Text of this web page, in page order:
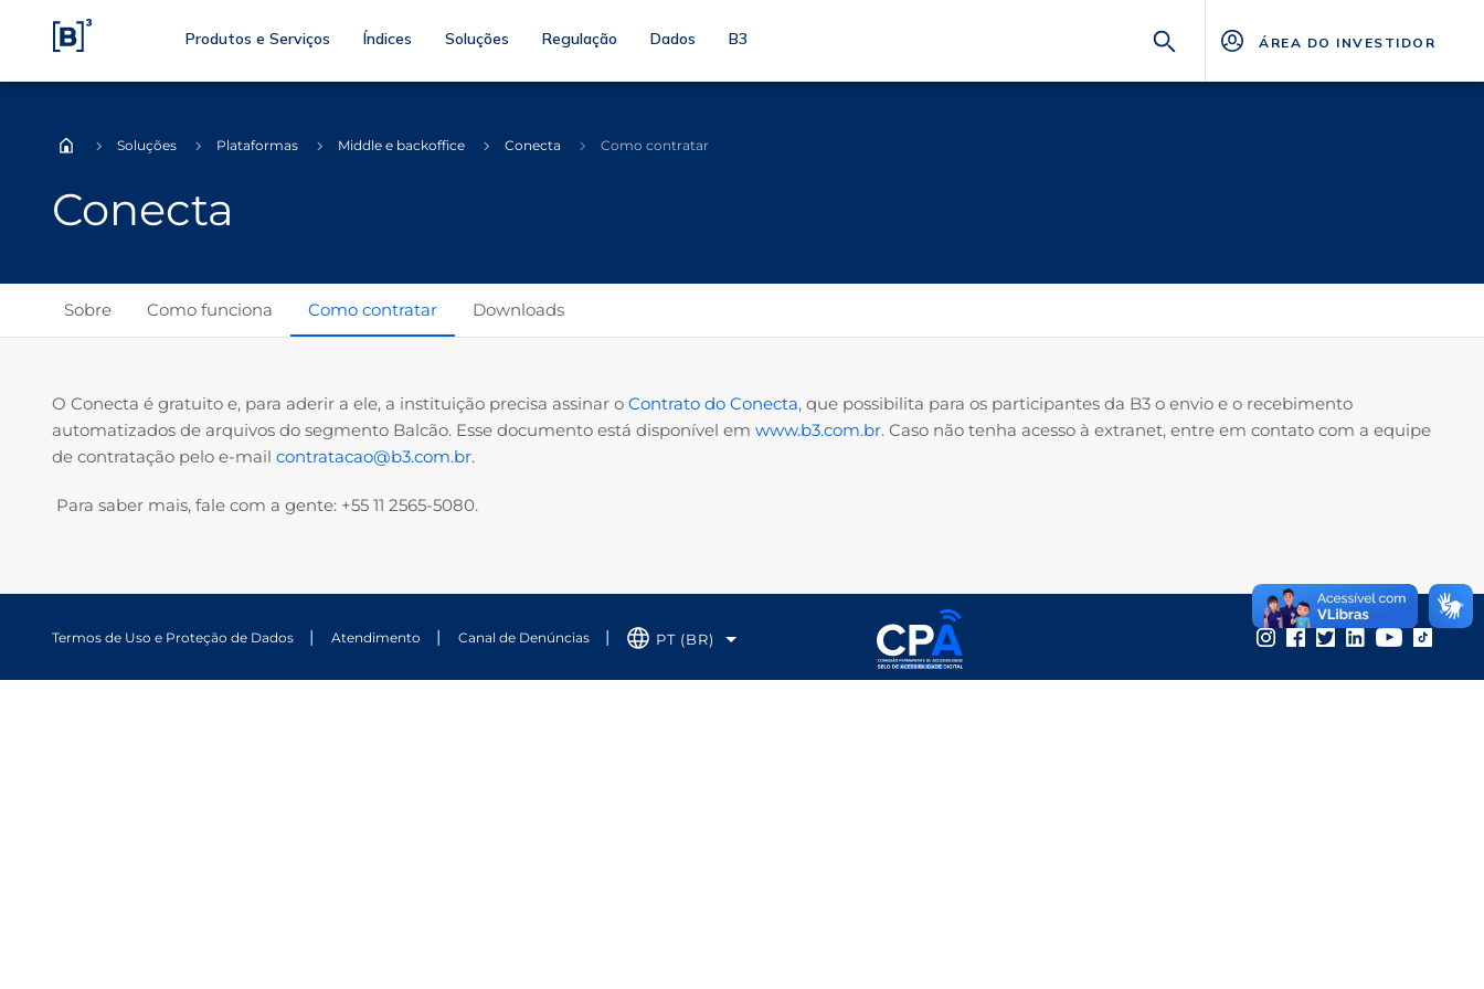
Produtos e Serviços Índices Soluções Regulação Dados B3 ÁREA DO INVESTIDOR
Conecta
Soluções Plataformas Middle e backoffice Conecta Como contratar
Sobre Como funciona Como contratar Downloads
O Conecta é gratuito e, para aderir a ele, a instituição precisa assinar o Contrato do Conecta, que possibilita para os participantes da B3 o envio e o recebimento
automatizados de arquivos do segmento Balcão. Esse documento está disponível em www.b3.com.br. Caso não tenha acesso à extranet, entre em contato com a equipe
de contratação pelo e-mail contratacao@b3.com.br.
Para saber mais, fale com a gente: +55 11 2565-5080.
Termos de Uso e Proteção de Dados Atendimento Canal de Denúncias PT (BR)